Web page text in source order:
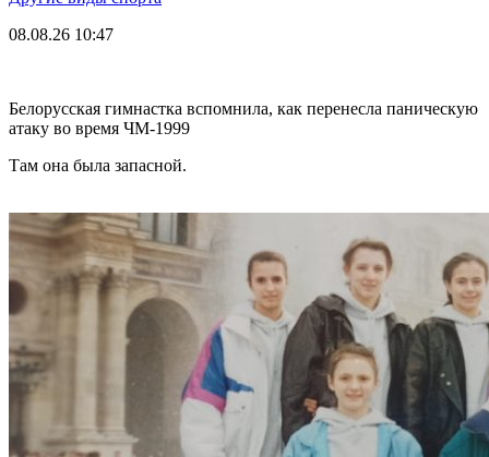
08.08.26 10:47
Белорусская гимнастка вспомнила, как перенесла паническую
атаку во время ЧМ-1999
Там она была запасной.